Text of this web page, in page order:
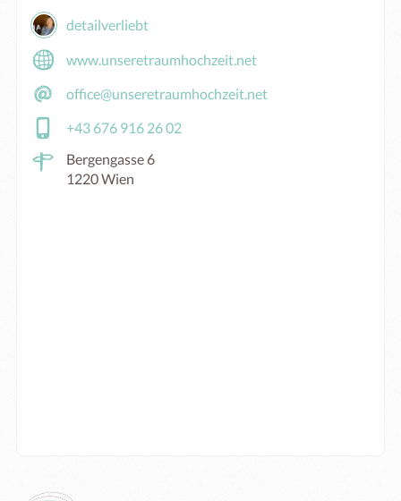
detailverliebt
www.unseretraumhochzeit.net
office@unseretraumhochzeit.net
+43 676 916 26 02
Bergengasse 6
1220 Wien